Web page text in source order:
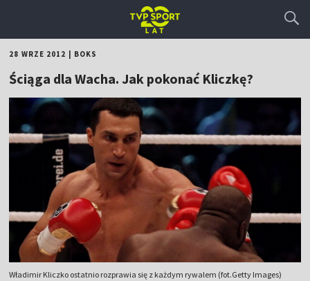
28 WRZE 2012 BOKS
Ściąga dla Wacha. Jak pokonać Kliczkę?
Władimir Kliczko ostatnio rozprawia się z każdym rywalem (fot.Getty Images)